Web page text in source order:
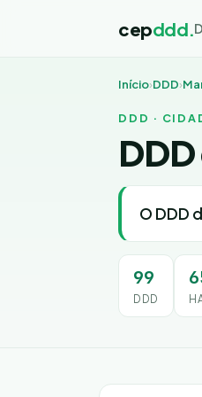
cepddd.
Início›DDD›
DDD ·
O DDD
99
DDD